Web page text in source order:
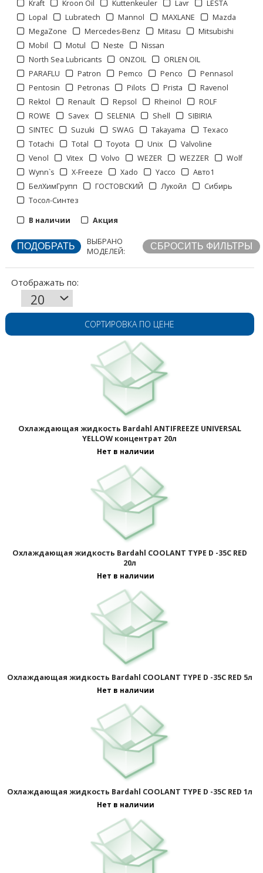
Kraft
Kroon Oil Kuttenkeuler Lavr
LESTA
Lopal
Lubratech Mannol MAXLANE
Mazda
MegaZone
Mercedes-Benz Mitasu
Mitsubishi
Mobil
Motul Neste
Nissan
North Sea Lubricants
ONZOIL
ORLEN OIL
PARAFLU
Patron Pemco Penco
Pennasol
Pentosin
Petronas Pilots Prista
Ravenol
Rektol
Renault Repsol Rheinol
ROLF
ROWE
Savex SELENIA Shell
SIBIRIA
SINTEC
Suzuki SWAG Takayama
Texaco
Totachi
Total Toyota Unix
Valvoline
Venol
Vitex Volvo WEZER WEZZER
Wolf
Wynn`s
X-Freeze Xado Yacco
Авто1
БелХимГрупп
ГОСТОВСКИЙ Лукойл
Сибирь
Тосол-Синтез
В наличии
Акция
ВЫБРАНО
МОДЕЛЕЙ:
Отображать по:
СОРТИРОВКА ПО ЦЕНЕ
Охлаждающая жидкость Bardahl ANTIFREEZE UNIVERSAL
YELLOW концентрат 20л
Нет в наличии
Охлаждающая жидкость Bardahl COOLANT TYPE D -35C RED
20л
Нет в наличии
Охлаждающая жидкость Bardahl COOLANT TYPE D -35C RED 5л
Нет в наличии
Охлаждающая жидкость Bardahl COOLANT TYPE D -35C RED 1л
Нет в наличии